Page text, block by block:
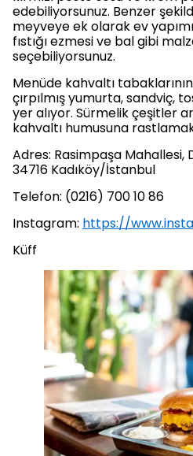
edebiliyorsunuz. Benzer
meyveye ek olarak ev
fıstığı ezmesi ve bal gibi
seçebiliyorsunuz.
Menüde kahvaltı
çırpılmış yumurta, sandviç,
yer alıyor. Sürmelik çeşitler
kahvaltı humusuna
Adres: Rasimpaşa Mahallesi,
34716 Kadıköy/İstanbul
Telefon: (0216) 700 10 86
Instagram: https://
Küff